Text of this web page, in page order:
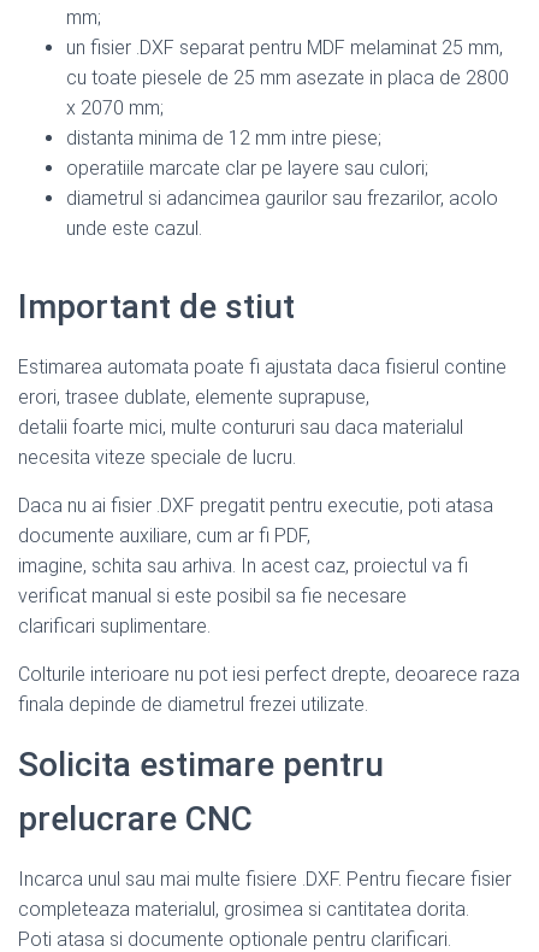
mm;
un fisier .DXF separat pentru MDF melaminat 25 mm,
cu toate piesele de 25 mm asezate in placa de 2800
x 2070 mm;
distanta minima de 12 mm intre piese;
operatiile marcate clar pe layere sau culori;
diametrul si adancimea gaurilor sau frezarilor, acolo
unde este cazul.
Important de stiut
Estimarea automata poate fi ajustata daca fisierul contine
erori, trasee dublate, elemente suprapuse,
detalii foarte mici, multe contururi sau daca materialul
necesita viteze speciale de lucru.
Daca nu ai fisier .DXF pregatit pentru executie, poti atasa
documente auxiliare, cum ar fi PDF,
imagine, schita sau arhiva. In acest caz, proiectul va fi
verificat manual si este posibil sa fie necesare
clarificari suplimentare.
Colturile interioare nu pot iesi perfect drepte, deoarece raza
finala depinde de diametrul frezei utilizate.
Solicita estimare pentru
prelucrare CNC
Incarca unul sau mai multe fisiere .DXF. Pentru fiecare fisier
completeaza materialul, grosimea si cantitatea dorita.
Poti atasa si documente optionale pentru clarificari.